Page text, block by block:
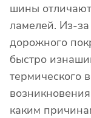
шины
ламелей. Из-
дорожного
быстро
термического
каким